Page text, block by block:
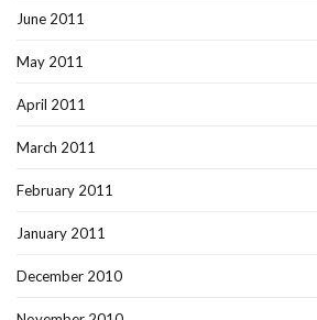
June 2011
May 2011
April 2011
March 2011
February 2011
January 2011
December 2010